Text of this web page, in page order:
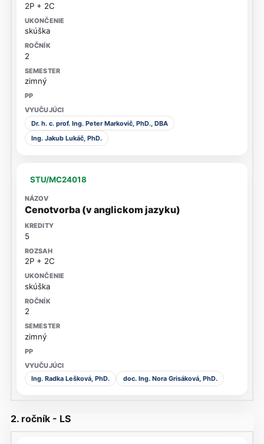
2P + 2C
skúška
2
zimný
Dr. h. c. prof. Ing. Peter Markovič, PhD., DBA
Ing. Jakub Lukáč, PhD.
STU/MC24018
Cenotvorba (v anglickom jazyku)
5
2P + 2C
skúška
2
zimný
Ing. Radka Lešková, PhD. doc. Ing. Nora Grisáková, PhD.
2. ročník - LS